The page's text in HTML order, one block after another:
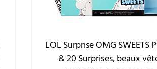
LOL Surprise OMG SWEETS
& 20 Surprises, beaux